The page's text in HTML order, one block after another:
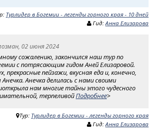
Турлидер в Богемии - легенды горного края - 10 дней
Гид: Анна Елизарова
02 июня 2024
сожалению, закончился наш тур по
с потрясающим гидом Аней Елизаровой.
прекрасные пейзажи, вкусная еда и, конечно,
Анечка делилась с нами своими
нам многие тайны этого чудесного
терпеливойПодробнее>
Тур: Турлидер в Богемии - легенды горного края
Гид: Анна Елизарова